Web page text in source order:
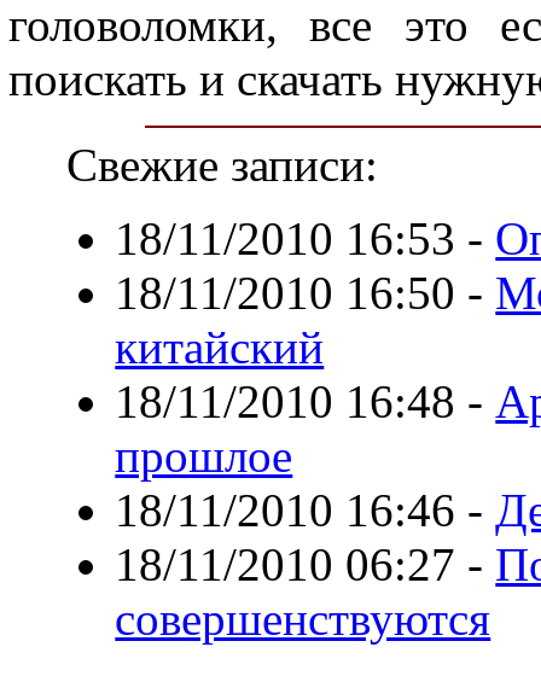
головоломки, все это
поискать и скачать
Свежие записи:
18/11/2010 16:53 -
18/11/2010 16:50 -
китайский
18/11/2010 16:48 -
прошлое
18/11/2010 16:46 -
18/11/2010 06:27 -
совершенствуются